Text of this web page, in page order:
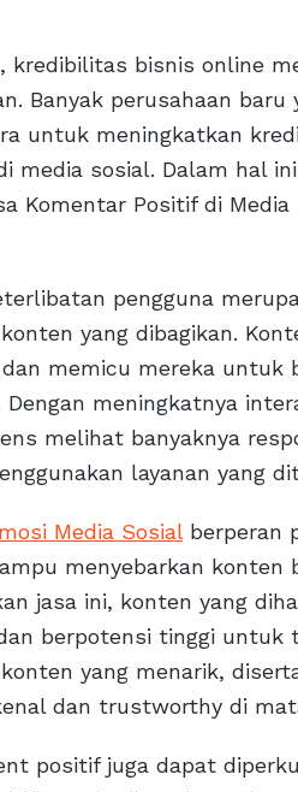
kredibilitas bisnis online
Banyak perusahaan
untuk meningkatkan
media sosial. Dalam hal
Komentar Positif di
pengguna
yang dibagikan.
memicu mereka untuk
Dengan meningkatnya
melihat banyaknya
layanan yang
Media Sosialberperan
menyebarkan konten
jasa ini, konten yang
berpotensi tinggi
yang menarik,
dan trustworthy di
positif juga dapat